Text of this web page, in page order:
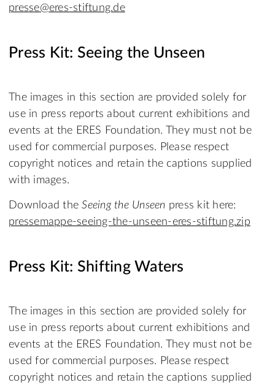
presse@eres-stiftung.de
Press Kit: Seeing the Unseen
The images in this section are provided solely for
use in press reports about current exhibitions and
events at the ERES Foundation. They must not be
used for commercial purposes. Please respect
copyright notices and retain the captions supplied
with images.
Download theSeeing the Unseen press kit here:
pressemappe-seeing-the-unseen-eres-stiftung.zip
Press Kit: Shifting Waters
The images in this section are provided solely for
use in press reports about current exhibitions and
events at the ERES Foundation. They must not be
used for commercial purposes. Please respect
copyright notices and retain the captions supplied